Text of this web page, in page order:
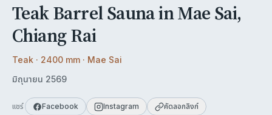
Teak Barrel Sauna in Mae Sai,
Chiang Rai
Teak · 2400 mm · Mae Sai
มิถุนายน 2569
แชร์ Facebook Instagram คัดลอกลิงก์